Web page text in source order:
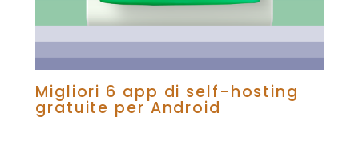
Migliori 6 app di self-hosting
gratuite per Android